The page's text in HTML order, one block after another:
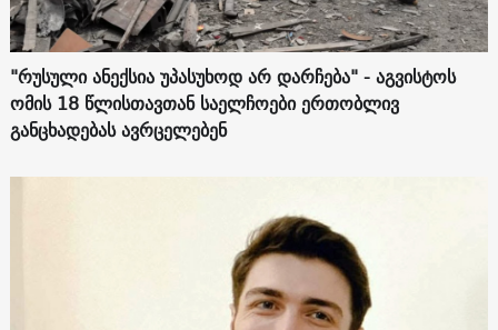
"რუსული ანექსია უპასუხოდ არ დარჩება" - აგვისტოს
ომის 18 წლისთავთან საელჩოები ერთობლივ
განცხადებას ავრცელებენ